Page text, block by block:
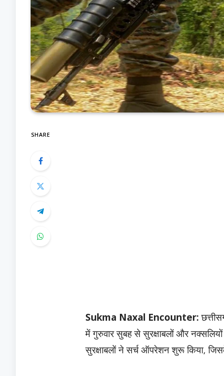
SHARE
Sukma Naxal Encounter:
में गुरुवार सुबह से सुरक्षाबलों और
सुरक्षाबलों ने सर्च ऑपरेशन शुरू किया,